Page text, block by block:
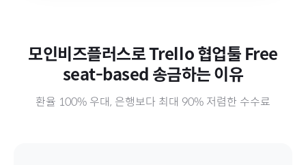
모인비즈플러스로Trello 협업툴 Free
seat-based 송금하는 이유
환율 100% 우대, 은행보다 최대 90% 저렴한 수수료